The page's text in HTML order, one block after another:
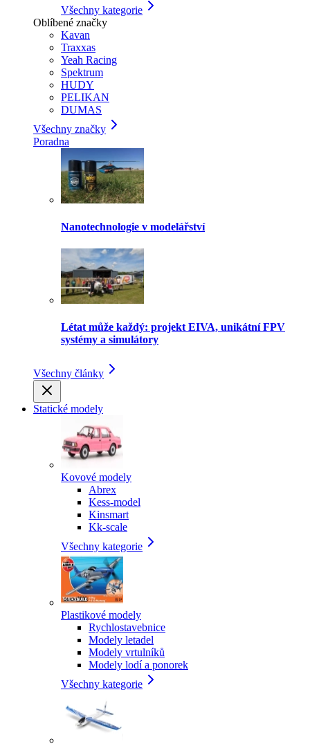
Všechny kategorie
Oblíbené značky
Kavan
Traxxas
Yeah Racing
Spektrum
HUDY
PELIKAN
DUMAS
Všechny značky
Poradna
Nanotechnologie v modelářství
Létat může každý: projekt EIVA, unikátní FPV
systémy a simulátory
Všechny články
Statické modely
Kovové modely
Abrex
Kess-model
Kinsmart
Kk-scale
Všechny kategorie
Plastikové modely
Rychlostavebnice
Modely letadel
Modely vrtulníků
Modely lodí a ponorek
Všechny kategorie